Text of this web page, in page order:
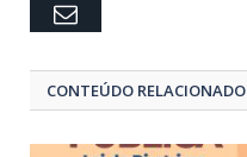
Email
CONTEÚDO RELACIONADO